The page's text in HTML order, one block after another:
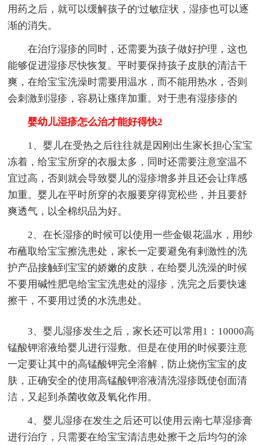
用药之后，就可以缓解孩子的'过敏症状，湿疹也可以逐
渐的消失。
在治疗湿疹的同时，还需要为孩子做好护理，这也
能够促进湿疹尽快恢复。平时要保持孩子皮肤的清洁干
爽，在给宝宝洗澡时需要用温水，而不能用热水，否则
会刺激到湿疹，容易让瘙痒加重。对于患有湿疹疹的
婴幼儿湿疹怎么治才能好得快2
1、婴儿在受热之后往往就是因刚出生家长担心宝宝
冻着，给宝宝所穿的衣服太多，同时还需要注意室温不
宜过高，否则就会导致婴儿的湿疹增多并且还会让痒感
加重。婴儿在平时所穿的衣服要穿得宽松些，并且要舒
爽透气，以全棉织品为好。
2、在长湿疹的时候可以使用一些金银花温水，用纱
布蘸取给宝宝擦洗患处，家长一定要避免有剌激性的洗
护产品接触到宝宝的娇嫩的皮肤，在给婴儿洗澡的时候
不要用碱性肥皂给宝宝洗患处的湿疹，洗完之后要快速
擦干，不要用过烫的水洗患处。
3、婴儿湿疹发生之后，家长还可以常用1：10000高
锰酸钾溶液给婴儿进行湿敷。但是在使用的时候要注意
一定要让其中的高锰酸钾完全溶解，防止烧伤宝宝的皮
肤，正确安全的使用高锰酸钾溶液清洗湿疹既使创面清
洁，又起到杀菌收敛及氧化作用。
4、婴儿湿疹在发生之后还可以使用云南七草湿疹膏
进行治疗，只需要在给宝宝清洁患处擦干之后均匀的涂